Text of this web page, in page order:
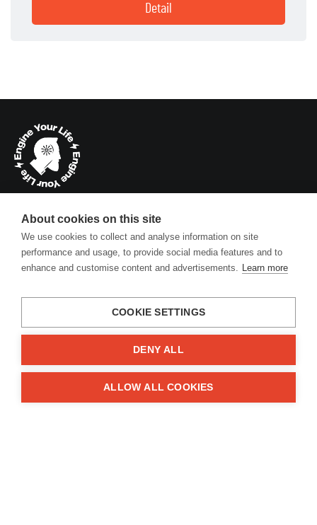
Detail
Kühtriftweg 3, D-93188 Pielenhofen
Impressum
FAQ
About cookies on this site
We use cookies to collect and analyse information on site
performance and usage, to provide social media features and to
enhance and customise content and advertisements. Learn more
COOKIE SETTINGS
DENY ALL
ALLOW ALL COOKIES